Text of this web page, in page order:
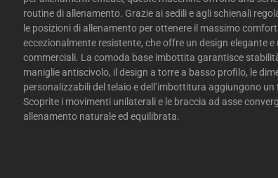
routine di allenamento. Grazie ai sedili e agli schienali
le posizioni di allenamento per ottenere il massimo
eccezionalmente resistente, che offre un design elegante
commerciali. La comoda base imbottita garantisce
maniglie antiscivolo, il design a torre a basso profilo, le
personalizzabili del telaio e dell’imbottitura aggiungono
Scoprite i movimenti unilaterali e le braccia ad asse
allenamento naturale ed equilibrata.